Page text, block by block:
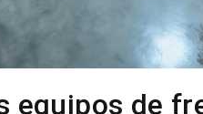
equipos de